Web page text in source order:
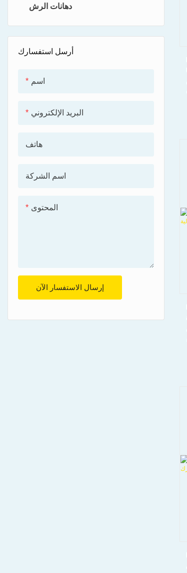
دهانات الرش
أرسل استفسارك
اسم
البريد الإلكتروني
هاتف
اسم الشركة
المحتوى
إرسال الاستفسار الآن